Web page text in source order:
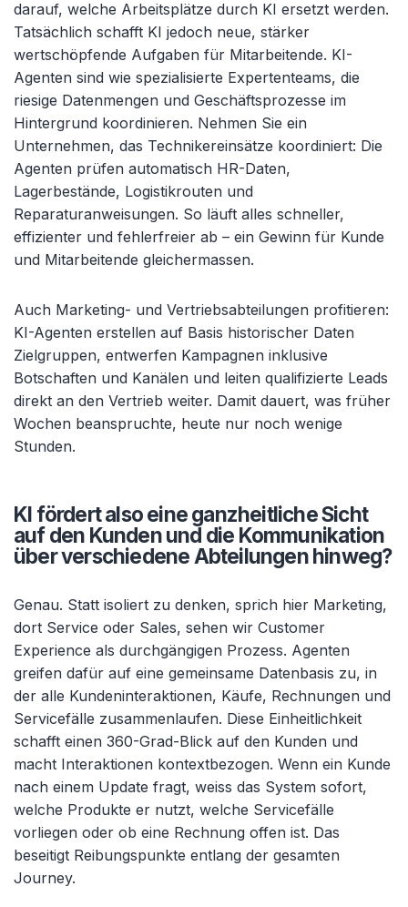
darauf, welche Arbeitsplätze durch KI ersetzt werden.
Tatsächlich schafft KI jedoch neue, stärker
wertschöpfende Aufgaben für Mitarbeitende. KI-
Agenten sind wie spezialisierte Expertenteams, die
riesige Datenmengen und Geschäftsprozesse im
Hintergrund koordinieren. Nehmen Sie ein
Unternehmen, das Technikereinsätze koordiniert: Die
Agenten prüfen automatisch HR-Daten,
Lagerbestände, Logistikrouten und
Reparaturanweisungen. So läuft alles schneller,
effizienter und fehlerfreier ab – ein Gewinn für Kunde
und Mitarbeitende gleichermassen.
Auch Marketing- und Vertriebsabteilungen profitieren:
KI-Agenten erstellen auf Basis historischer Daten
Zielgruppen, entwerfen Kampagnen inklusive
Botschaften und Kanälen und leiten qualifizierte Leads
direkt an den Vertrieb weiter. Damit dauert, was früher
Wochen beanspruchte, heute nur noch wenige
Stunden.
KI fördert also eine ganzheitliche Sicht
auf den Kunden und die Kommunikation
über verschiedene Abteilungen hinweg?
Genau. Statt isoliert zu denken, sprich hier Marketing,
dort Service oder Sales, sehen wir Customer
Experience als durchgängigen Prozess. Agenten
greifen dafür auf eine gemeinsame Datenbasis zu, in
der alle Kundeninteraktionen, Käufe, Rechnungen und
Servicefälle zusammenlaufen. Diese Einheitlichkeit
schafft einen 360-Grad-Blick auf den Kunden und
macht Interaktionen kontextbezogen. Wenn ein Kunde
nach einem Update fragt, weiss das System sofort,
welche Produkte er nutzt, welche Servicefälle
vorliegen oder ob eine Rechnung offen ist. Das
beseitigt Reibungspunkte entlang der gesamten
Journey.